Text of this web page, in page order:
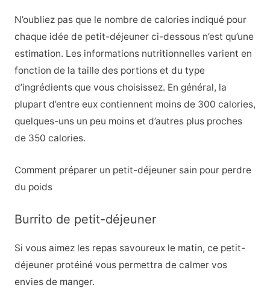
N’oubliez pas que le nombre de calories indiqué pour
chaque idée de petit-déjeuner ci-dessous n’est qu’une
estimation. Les informations nutritionnelles varient en
fonction de la taille des portions et du type
d’ingrédients que vous choisissez. En général, la
plupart d’entre eux contiennent moins de 300 calories,
quelques-uns un peu moins et d’autres plus proches
de 350 calories.
Comment préparer un petit-déjeuner sain pour perdre
du poids
Burrito de petit-déjeuner
Si vous aimez les repas savoureux le matin, ce petit-
déjeuner protéiné vous permettra de calmer vos
envies de manger.